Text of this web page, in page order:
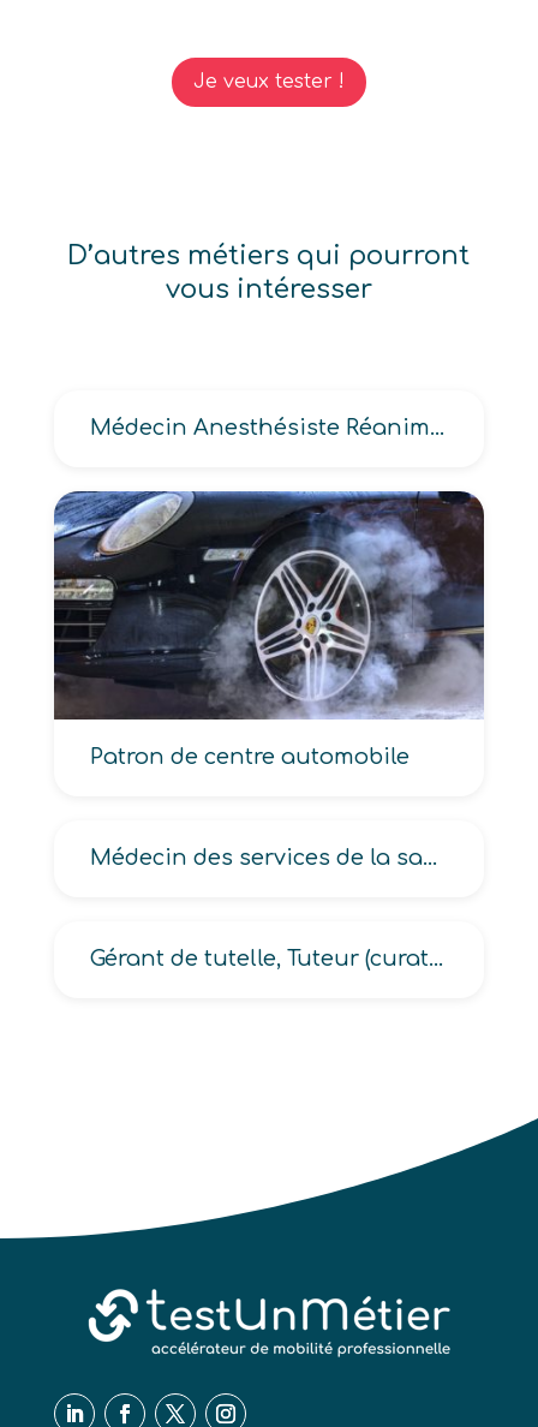
Je veux tester !
D’autres métiers qui pourront
vous intéresser
Médecin Anesthésiste Réanimateur -MAR-
Patron de centre automobile
Médecin des services de la santé et de la petite enfance
Gérant de tutelle, Tuteur (curateur, aux majeurs protégés, aux prestations sociales)